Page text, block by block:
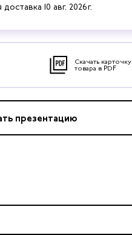
доставка 10 авг. 2026 г.
Скачать карточку
товара в PDF
презентацию